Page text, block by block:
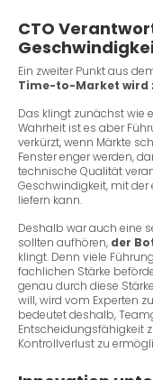
CTO
Ein zweiter Punkt aus
Time-to-Market wird
Das klingt zunächst wie
Wahrheit ist es aber
verkürzt, wenn Märkte
Fenster enger werden,
technische Qualität
Geschwindigkeit, mit
liefern kann.
Deshalb war auch eine
sollten aufhören, der
klingt. Denn viele
fachlichen Stärke
genau durch diese
will, wird vom Experten
bedeutet deshalb,
Entscheidungsfähigkeit
Kontrollverlust zu